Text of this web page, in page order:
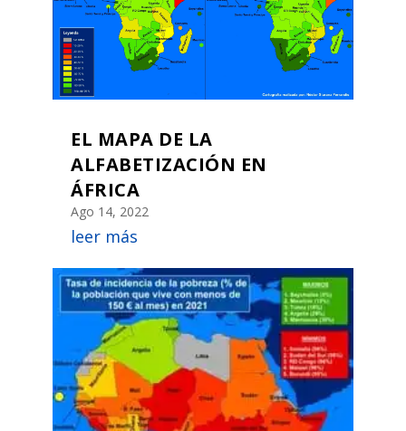
EL MAPA DE LA
ALFABETIZACIÓN EN
ÁFRICA
Ago 14, 2022
leer más